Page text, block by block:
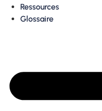
Ressources
Glossaire